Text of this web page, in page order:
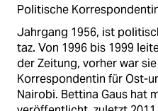
Politische
Jahrgang 1956, ist
taz. Von 1996 bis 1999
der Zeitung, vorher war
Korrespondentin für Ost-
Nairobi. Bettina Gaus hat